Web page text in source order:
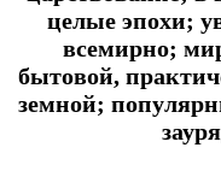
целые эпохи;
всемирно;
бытовой,
земной;